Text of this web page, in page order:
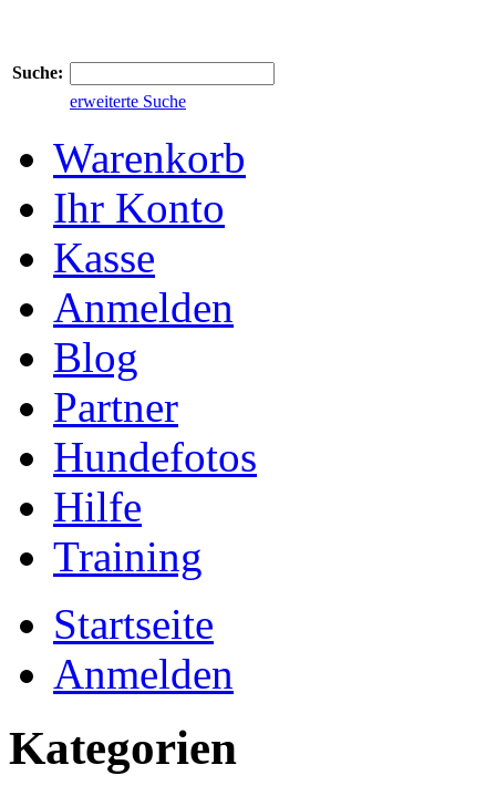
Suche:
erweiterte Suche
Warenkorb
Ihr Konto
Kasse
Anmelden
Blog
Partner
Hundefotos
Hilfe
Training
Startseite
Anmelden
Kategorien